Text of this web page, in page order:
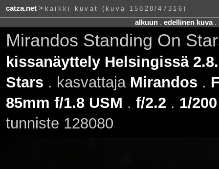
catza.net> kaikki kuvat (kuva 15828/47316)
alkuun. edellinen kuva.
Mirandos Standing On
kissanäyttely Helsingissä
Stars . kasvattaja Mirandos .
85mm f/1.8 USM . f/2.2 . 1/
tunniste 128080